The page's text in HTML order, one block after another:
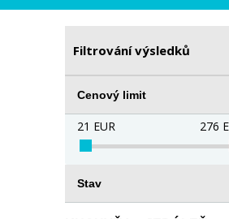
Filtrování výsledků
Cenový limit
21 EUR 276
Stav